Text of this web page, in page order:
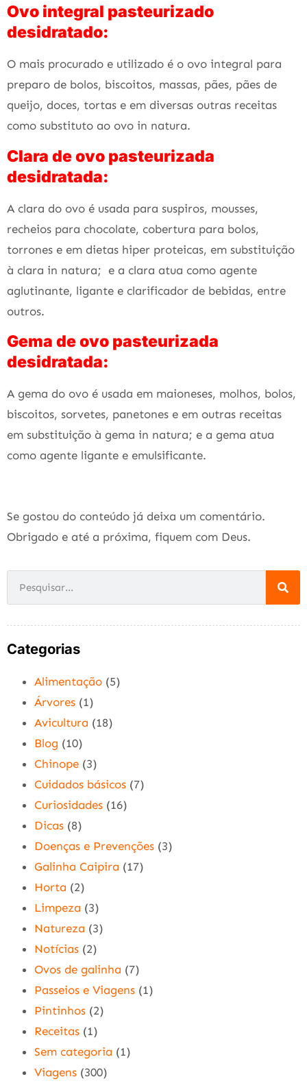
Ovo integral pasteurizado
desidratado:
O mais procurado e utilizado é o ovo integral para
preparo de bolos, biscoitos, massas, pães, pães de
queijo, doces, tortas e em diversas outras receitas
como substituto ao ovo in natura.
Clara de ovo pasteurizada
desidratada:
A clara do ovo é usada para suspiros, mousses,
recheios para chocolate, cobertura para bolos,
torrones e em dietas hiper proteicas, em substituição
à clara in natura; e a clara atua como agente
aglutinante, ligante e clarificador de bebidas, entre
outros.
Gema de ovo pasteurizada
desidratada:
A gema do ovo é usada em maioneses, molhos, bolos,
biscoitos, sorvetes, panetones e em outras receitas
em substituição à gema in natura; e a gema atua
como agente ligante e emulsificante.
Se gostou do conteúdo já deixa um comentário.
Obrigado e até a próxima, fiquem com Deus.
Categorias
Alimentação (5)
Árvores (1)
Avicultura (18)
Blog (10)
Chinope (3)
Cuidados básicos (7)
Curiosidades (16)
Dicas (8)
Doenças e Prevenções (3)
Galinha Caipira (17)
Horta (2)
Limpeza (3)
Natureza (3)
Notícias (2)
Ovos de galinha (7)
Passeios e Viagens (1)
Pintinhos (2)
Receitas (1)
Sem categoria (1)
Viagens (300)